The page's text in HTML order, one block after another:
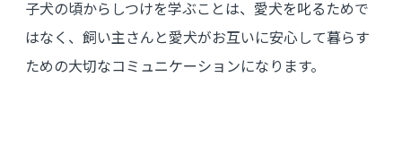
子犬の頃からしつけを学ぶことは、愛犬を叱るためで
はなく、飼い主さんと愛犬がお互いに安心して暮らす
ための大切なコミュニケーションになります。